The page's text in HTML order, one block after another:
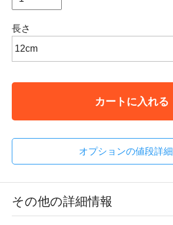
長さ
カートに入れる
オプションの値段詳細
その他の詳細情報